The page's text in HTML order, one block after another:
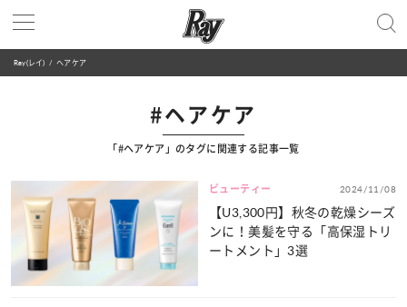
Ray(レイ) ヘアケア
#ヘアケア
「#ヘアケア」のタグに関連する記事一覧
ビューティー 2024/11/08
【U3,300円】秋冬の乾燥シーズ
ンに！美髪を守る「高保湿トリ
ートメント」3選